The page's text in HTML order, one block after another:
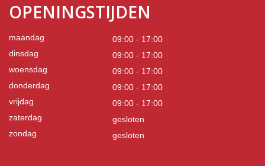
OPENINGSTIJDEN
maandag
09:00 - 17:00
dinsdag
09:00 - 17:00
woensdag
09:00 - 17:00
donderdag
09:00 - 17:00
vrijdag
09:00 - 17:00
zaterdag
gesloten
zondag
gesloten